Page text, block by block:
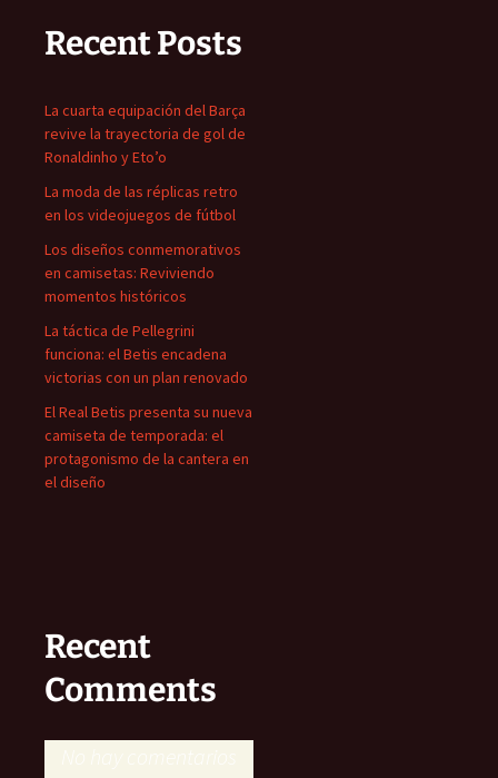
Recent Posts
La cuarta equipación del Barça
revive la trayectoria de gol de
Ronaldinho y Eto’o
La moda de las réplicas retro
en los videojuegos de fútbol
Los diseños conmemorativos
en camisetas: Reviviendo
momentos históricos
La táctica de Pellegrini
funciona: el Betis encadena
victorias con un plan renovado
El Real Betis presenta su nueva
camiseta de temporada: el
protagonismo de la cantera en
el diseño
Recent
Comments